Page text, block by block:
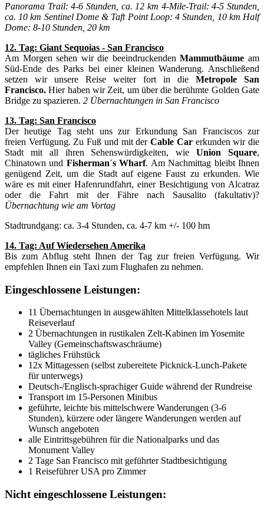
Panorama Trail: 4-6 Stunden, ca. 12 km 4-Mile-Trail: 4-5 Stunden,
ca. 10 km Sentinel Dome & Taft Point Loop: 4 Stunden, 10 km Half
Dome: 8-10 Stunden, 20 km
12. Tag: Giant Sequoias - San Francisco
Am Morgen sehen wir die beeindruckendenMammutbäume am
Süd-Ende des Parks bei einer kleinen Wanderung. Anschließend
setzen wir unsere Reise weiter fort in die Metropole San
Francisco. Hier haben wir Zeit, um über die berühmte Golden Gate
Bridge zu spazieren. 2 Übernachtungen in San Francisco
13. Tag: San Francisco
Der heutige Tag steht uns zur Erkundung San Franciscos zur
freien Verfügung. Zu Fuß und mit derCable Carerkunden wir die
Stadt mit all ihren Sehenswürdigkeiten, wieUnion Square,
Chinatown und Fisherman´s Wharf. Am Nachmittag bleibt Ihnen
genügend Zeit, um die Stadt auf eigene Faust zu erkunden. Wie
wäre es mit einer Hafenrundfahrt, einer Besichtigung von Alcatraz
oder die Fahrt mit der Fähre nach Sausalito (fakultativ)?
Übernachtung wie am Vortag
Stadtrundgang: ca. 3-4 Stunden, ca. 4-7 km +/- 100 hm
14. Tag: Auf Wiedersehen Amerika
Bis zum Abflug steht Ihnen der Tag zur freien Verfügung. Wir
empfehlen Ihnen ein Taxi zum Flughafen zu nehmen.
Eingeschlossene Leistungen:
11 Übernachtungen in ausgewählten Mittelklassehotels laut
Reiseverlauf
2 Übernachtungen in rustikalen Zelt-Kabinen im Yosemite
Valley (Gemeinschaftswaschräume)
tägliches Frühstück
12x Mittagessen (selbst zubereitete Picknick-Lunch-Pakete
für unterwegs)
Deutsch-/Englisch-sprachiger Guide während der Rundreise
Transport im 15-Personen Minibus
geführte, leichte bis mittelschwere Wanderungen (3-6
Stunden), kürzere oder längere Wanderungen werden auf
Wunsch angeboten
alle Eintrittsgebühren für die Nationalparks und das
Monument Valley
2 Tage San Francisco mit geführter Stadtbesichtigung
1 Reiseführer USA pro Zimmer
Nicht eingeschlossene Leistungen: